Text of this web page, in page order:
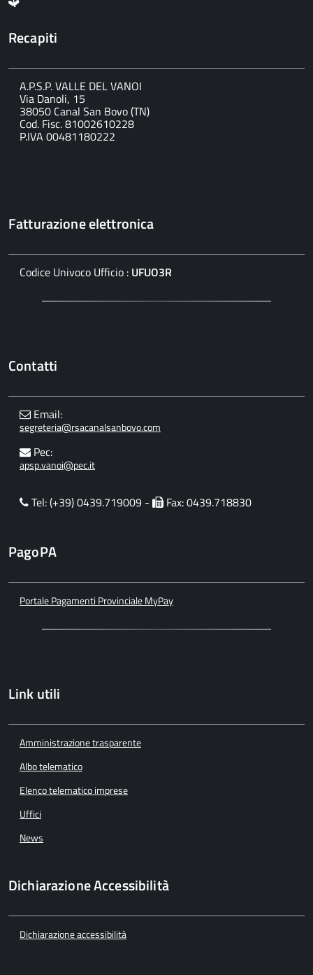
Recapiti
A.P.S.P. VALLE DEL VANOI
Via Danoli, 15
38050 Canal San Bovo (TN)
Cod. Fisc. 81002610228
P.IVA 00481180222
Fatturazione elettronica
Codice Univoco Ufficio : UFUO3R
Contatti
Email:
segreteria@rsacanalsanbovo.com
Pec:
apsp.vanoi@pec.it
Tel: (+39) 0439.719009 - Fax: 0439.718830
PagoPA
Portale Pagamenti Provinciale MyPay
Link utili
Amministrazione trasparente
Albo telematico
Elenco telematico imprese
Uffici
News
Dichiarazione Accessibilità
Dichiarazione accessibilità